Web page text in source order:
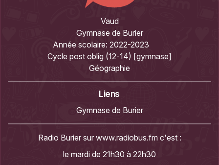
Vaud
Gymnase de Burier
Année scolaire: 2022-2023
Cycle post oblig (12-14) [gymnase]
Géographie
Liens
Gymnase de Burier
Radio Burier sur www.radiobus.fmc'est :
le mardi de 21h30 à 22h30